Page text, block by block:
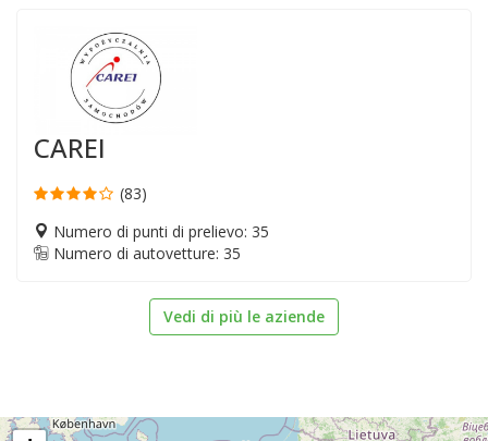
CAREI
(83)
Numero di punti di prelievo: 35
Numero di autovetture: 35
Vedi di più le aziende